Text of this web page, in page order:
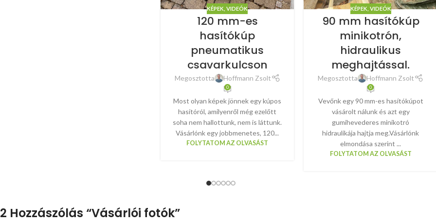
KÉPEK, VIDEÓK
120 mm-es
hasítókúp
pneumatikus
csavarkulcson
Megosztotta Hoffmann Zsolt
0
Most olyan képek jönnek egy kúpos
hasítóról, amilyenről még ezelőtt
soha nem hallottunk, nem is láttunk.
Vásárlónk egy jobbmenetes, 120...
FOLYTATOM AZ OLVASÁST
KÉPEK, VIDEÓK
90 mm hasítókúp
minikotrón,
hidraulikus
meghajtással.
Megosztotta Hoffmann Zsolt
0
Vevőnk egy 90 mm-es hasítókúpot
vásárolt nálunk és azt egy
gumihevederes minikotró
hidraulikája hajtja meg.Vásárlónk
elmondása szerint ...
FOLYTATOM AZ OLVASÁST
2 Hozzászólás “Vásárlói fotók”